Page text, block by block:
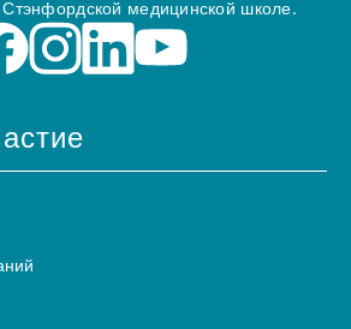
медицинской школе.